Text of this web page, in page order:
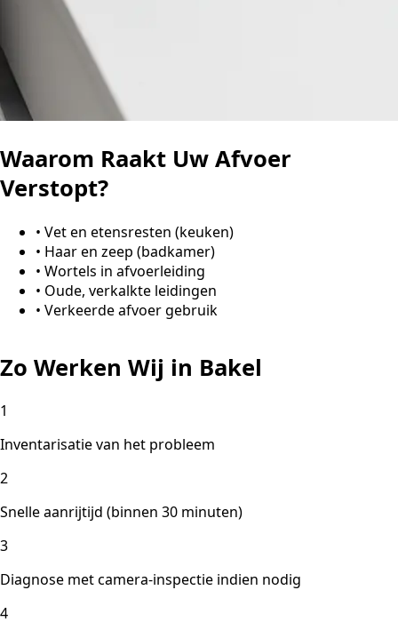
Waarom Raakt Uw Afvoer
Verstopt?
• Vet en etensresten (keuken)
• Haar en zeep (badkamer)
• Wortels in afvoerleiding
• Oude, verkalkte leidingen
• Verkeerde afvoer gebruik
Zo Werken Wij in Bakel
1
Inventarisatie van het probleem
2
Snelle aanrijtijd (binnen 30 minuten)
3
Diagnose met camera-inspectie indien nodig
4